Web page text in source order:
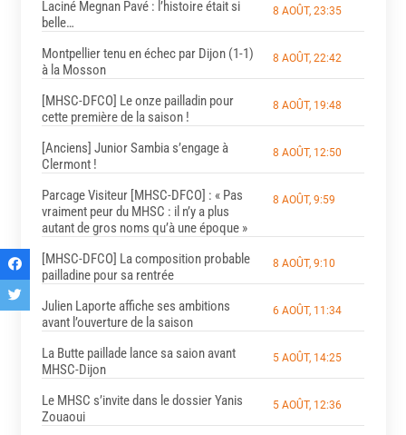
Laciné Megnan Pavé : l’histoire était si
belle…
8 AOÛT, 23:35
Montpellier tenu en échec par Dijon (1-1)
à la Mosson
8 AOÛT, 22:42
[MHSC-DFCO] Le onze pailladin pour
cette première de la saison !
8 AOÛT, 19:48
[Anciens] Junior Sambia s’engage à
Clermont !
8 AOÛT, 12:50
Parcage Visiteur [MHSC-DFCO] : « Pas
vraiment peur du MHSC : il n’y a plus
autant de gros noms qu’à une époque »
8 AOÛT, 9:59
[MHSC-DFCO] La composition probable
pailladine pour sa rentrée
8 AOÛT, 9:10
Julien Laporte affiche ses ambitions
avant l’ouverture de la saison
6 AOÛT, 11:34
La Butte paillade lance sa saion avant
MHSC-Dijon
5 AOÛT, 14:25
Le MHSC s’invite dans le dossier Yanis
Zouaoui
5 AOÛT, 12:36